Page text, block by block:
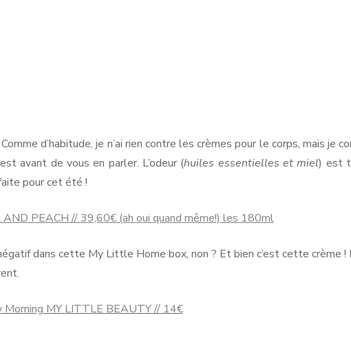
d’habitude, je n’ai rien contre les crèmes pour le corps, mais je
avant de vous en parler. L’odeur (huiles essentielles et miel) est
pour cet été !
AND PEACH // 39,60€ (ah oui quand même!) les 180ml
dans cette My Little Home box, non ? Et bien c’est cette crème !
Morning MY LITTLE BEAUTY // 14€